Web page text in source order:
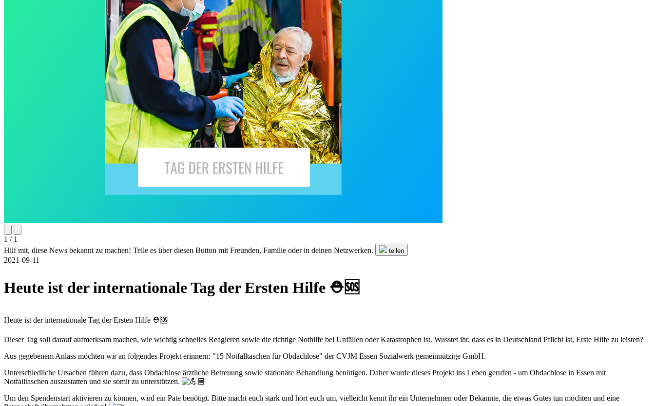
1 / 1
Hilf mit, diese News bekannt zu machen! Teile es über diesen Button mit Freunden, Familie oder in deinen Netzwerken.
teilen
2021-09-11
Heute ist der internationale Tag der Ersten Hilfe ⛑️🆘
Heute ist der internationale Tag der Ersten Hilfe ⛑️🆘
Dieser Tag soll darauf aufmerksam machen, wie wichtig schnelles Reagieren sowie die richtige Nothilfe bei Unfällen oder Katastrophen ist. Wusstet ihr, dass es in Deutschland Pflicht ist, Erste Hilfe zu leisten?
Aus gegebenem Anlass möchten wir an folgendes Projekt erinnern: "15 Notfalltaschen für Obdachlose" der CVJM Essen Sozialwerk gemeinnützige GmbH.
Unterschiedliche Ursachen führen dazu, dass Obdachlose ärztliche Betreuung sowie stationäre Behandlung benötigen. Daher wurde dieses Projekt ins Leben gerufen - um Obdachlose in Essen mit
Notfalltaschen auszustatten und sie somit zu unterstützen.
Um den Spendenstart aktivieren zu können, wird ein Pate benötigt. Bitte macht euch stark und hört euch um, vielleicht kennt ihr ein Unternehmen oder Bekannte, die etwas Gutes tun möchten und eine